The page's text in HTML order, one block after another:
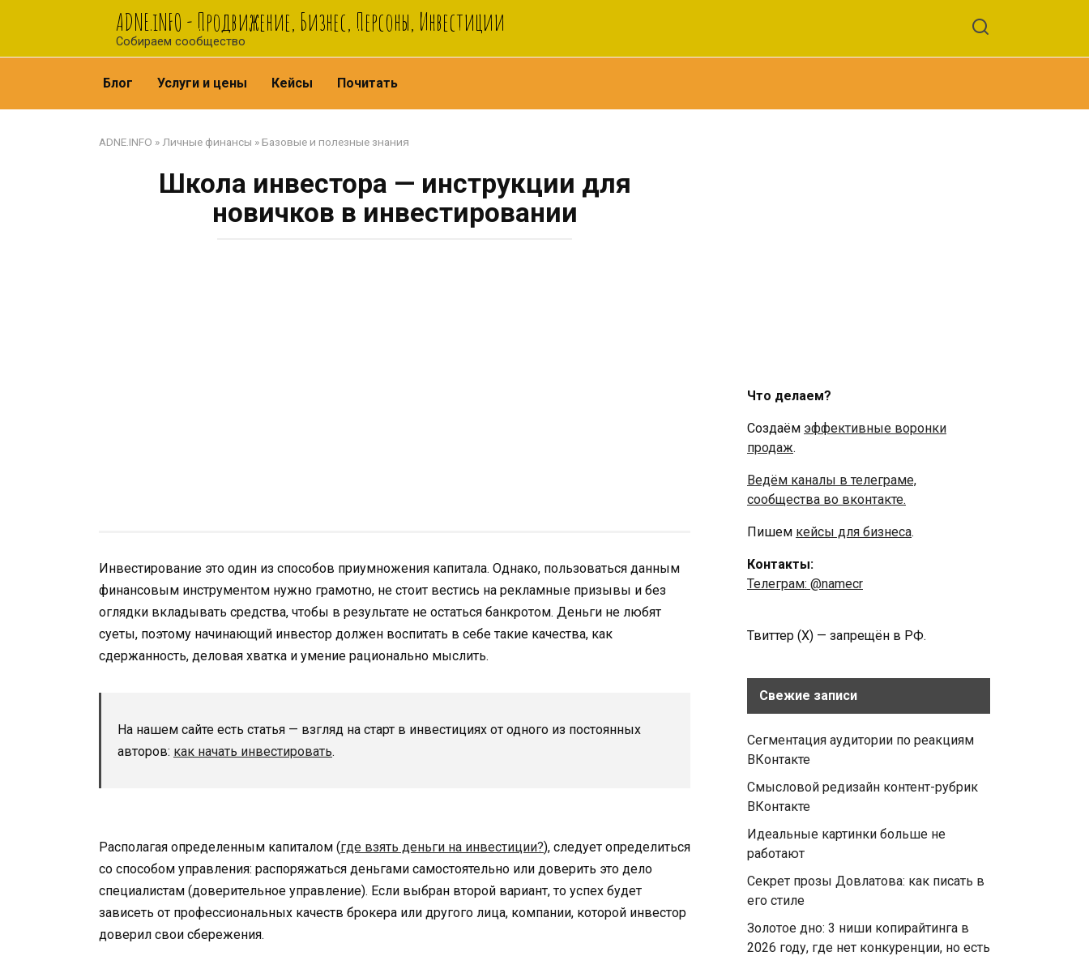
ADNE.iNFO - Продвижение, Бизнес, Персоны, Инвестиции
Собираем сообщество
Блог Услуги и цены Кейсы Почитать
ADNE.INFO » Личные финансы »Базовые и полезные знания
Школа инвестора — инструкции для
новичков в инвестировании
Инвестирование это один из способов приумножения капитала. Однако, пользоваться данным
финансовым инструментом нужно грамотно, не стоит вестись на рекламные призывы и без
оглядки вкладывать средства, чтобы в результате не остаться банкротом. Деньги не любят
суеты, поэтому начинающий инвестор должен воспитать в себе такие качества, как
сдержанность, деловая хватка и умение рационально мыслить.
На нашем сайте есть статья — взгляд на старт в инвестициях от одного из постоянных
авторов: как начать инвестировать.
Располагая определенным капиталом (где взять деньги на инвестиции?), следует определиться
со способом управления: распоряжаться деньгами самостоятельно или доверить это дело
специалистам (доверительное управление). Если выбран второй вариант, то успех будет
зависеть от профессиональных качеств брокера или другого лица, компании, которой инвестор
доверил свои сбережения.
Что делаем?
Создаём эффективные воронки
продаж.
Ведём каналы в телеграме,
сообщества во вконтакте.
Пишем кейсы для бизнеса.
Контакты:
Телеграм: @namecr
Твиттер (Х) — запрещён в РФ.
Свежие записи
Сегментация аудитории по реакциям
ВКонтакте
Смысловой редизайн контент-рубрик
ВКонтакте
Идеальные картинки больше не
работают
Секрет прозы Довлатова: как писать в
его стиле
Золотое дно: 3 ниши копирайтинга в
2026 году, где нет конкуренции, но есть